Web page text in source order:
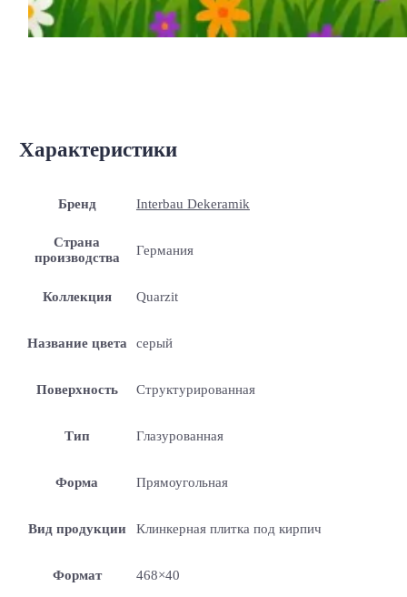
Характеристики
Бренд Interbau Dekeramik
Страна
производства
Германия
Коллекция Quarzit
Название цвета серый
Поверхность Структурированная
Тип Глазурованная
Форма Прямоугольная
Вид продукции Клинкерная плитка под кирпич
Формат 468×40